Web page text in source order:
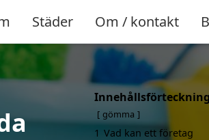
Städer Om / kontakt
Innehållsförteckning
gömma
1 Vad kan ett företag